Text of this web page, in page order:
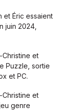
et Éric essaient
juin 2024,
Christine et
Puzzle, sortie
et PC.
Christine et
genre